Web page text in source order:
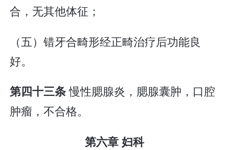
合，无其他体征；
（五）错牙合畸形经正畸治疗后功能良
好。
第四十三条慢性腮腺炎，腮腺囊肿，口腔
肿瘤，不合格。
第六章 妇科